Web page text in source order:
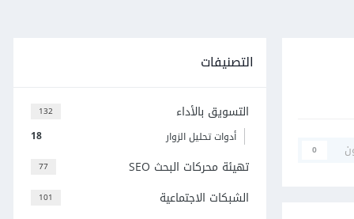
0
التصنيفات
132 التسويق بالأداء
18 أدوات تحليل الزوار
77 تهيئة محركات البحث SEO
101 الشبكات الاجتماعية